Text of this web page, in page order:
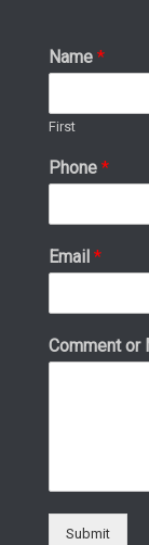
Name *
First
Phone *
Email *
Comment or
Submit